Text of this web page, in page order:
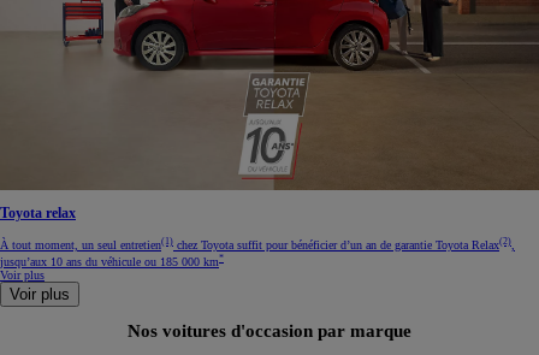
Toyota relax
À tout moment, un seul entretien(1) chez Toyota suffit pour bénéficier d’un an de garantie Toyota Relax(2),
jusqu’aux 10 ans du véhicule ou 185 000 km*
Voir plus
Voir plus
Nos voitures d'occasion par marque